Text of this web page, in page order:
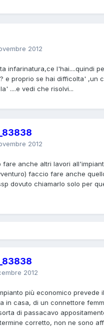
2012
infarinatura,ce l'hai....quindi
e proprio se hai difficolta' ,un
....e vedi che risolvi...
2012
fare anche altri lavori
faccio fare anche
dovuto chiamarlo solo per
2012
più economico prevede
in casa, di un connettore
di passacavo
corretto, non ne sono